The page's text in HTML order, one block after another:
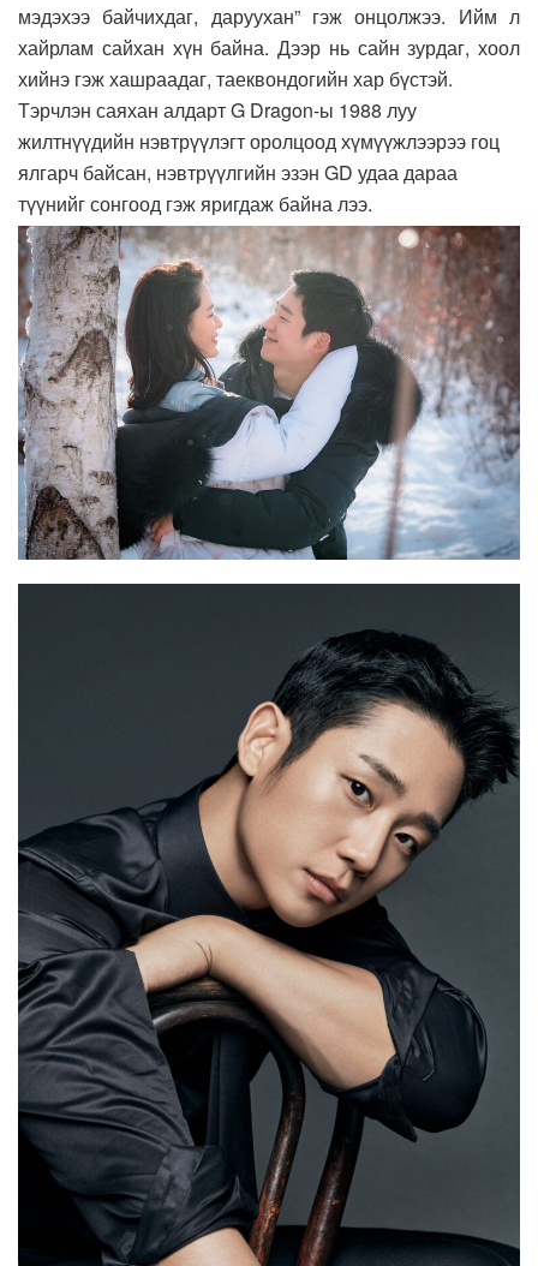
мэдэхээ байчихдаг, даруухан” гэж онцолжээ. Ийм л
хайрлам сайхан хүн байна. Дээр нь сайн зурдаг, хоол
хийнэ гэж хашраадаг, таеквондогийн хар бүстэй.
Тэрчлэн саяхан алдарт G Dragon-ы 1988 луу
жилтнүүдийн нэвтрүүлэгт оролцоод хүмүүжлээрээ гоц
ялгарч байсан, нэвтрүүлгийн эзэн GD удаа дараа
түүнийг сонгоод гэж яригдаж байна лээ.